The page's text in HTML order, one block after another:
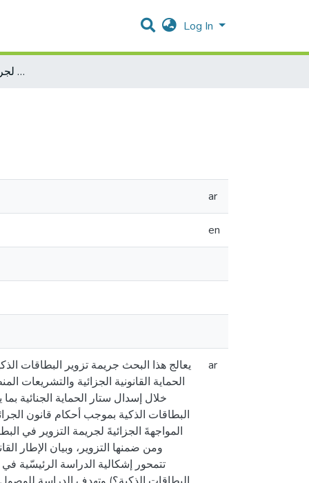
Log In
المواجهة الجزائية لجريمة تزوير البطاقة الذكية
ar
en
يعالج هذا البحث جريمة تزوير البطاقات
الحماية القانونية الجزائية
خلال إسدال ستار الحماية الجنائية
المواجهةَ الجزائيةَ لجريمة التزوير في
ومن ضمنها التزوير، وبيان الإطار
تتمحور إشكالية الدراسة الرئيسّية
ar